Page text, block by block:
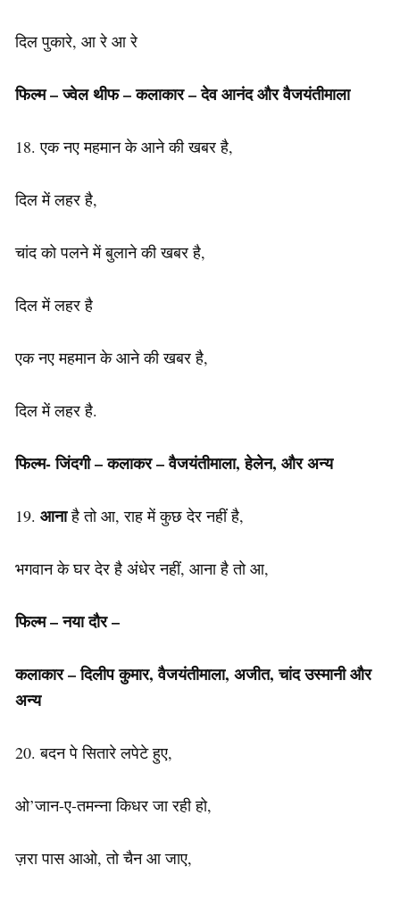
दिल पुकारे, आ रे आ रे
फिल्म – ज्वेल थीफ – कलाकार – देव आनंद और वैजयंतीमाला
18. एक नए महमान के आने की खबर है,
दिल में लहर है,
चांद को पलने में बुलाने की खबर है,
दिल में लहर है
एक नए महमान के आने की खबर है,
दिल में लहर है.
फिल्म- जिंदगी – कलाकर – वैजयंतीमाला, हेलेन, और अन्य
19. आनाहै तो आ, राह में कुछ देर नहीं है,
भगवान के घर देर है अंधेर नहीं, आना है तो आ,
फिल्म – नया दौर –
कलाकार – दिलीप कुमार, वैजयंतीमाला, अजीत, चांद उस्मानी और
अन्य
20. बदन पे सितारे लपेटे हुए,
ओ’जान-ए-तमन्ना किधर जा रही हो,
ज़रा पास आओ, तो चैन आ जाए,